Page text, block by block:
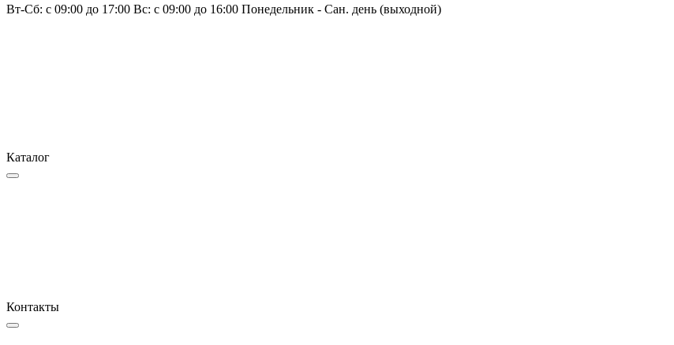
Вт-Сб: с 09:00 до 17:00 Вс: с 09:00 до 16:00 Понедельник - Сан. день (выходной)
Каталог
Контакты